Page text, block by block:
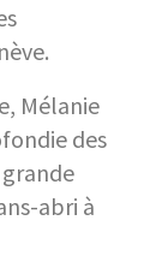
Mélanie
des
abri à